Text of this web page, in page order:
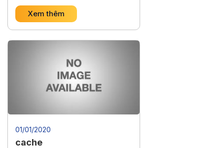
Xem thêm
01/01/2020
cache